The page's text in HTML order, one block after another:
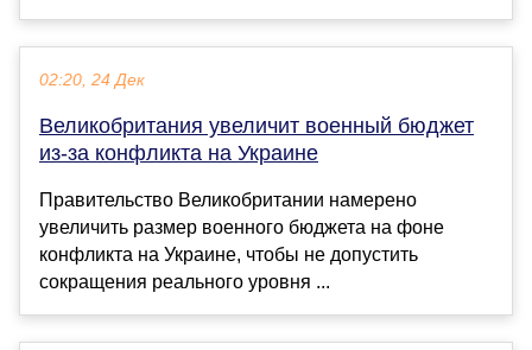
02:20, 24 Дек
Великобритания увеличит военный бюджет
из-за конфликта на Украине
Правительство Великобритании намерено
увеличить размер военного бюджета на фоне
конфликта на Украине, чтобы не допустить
сокращения реального уровня ...